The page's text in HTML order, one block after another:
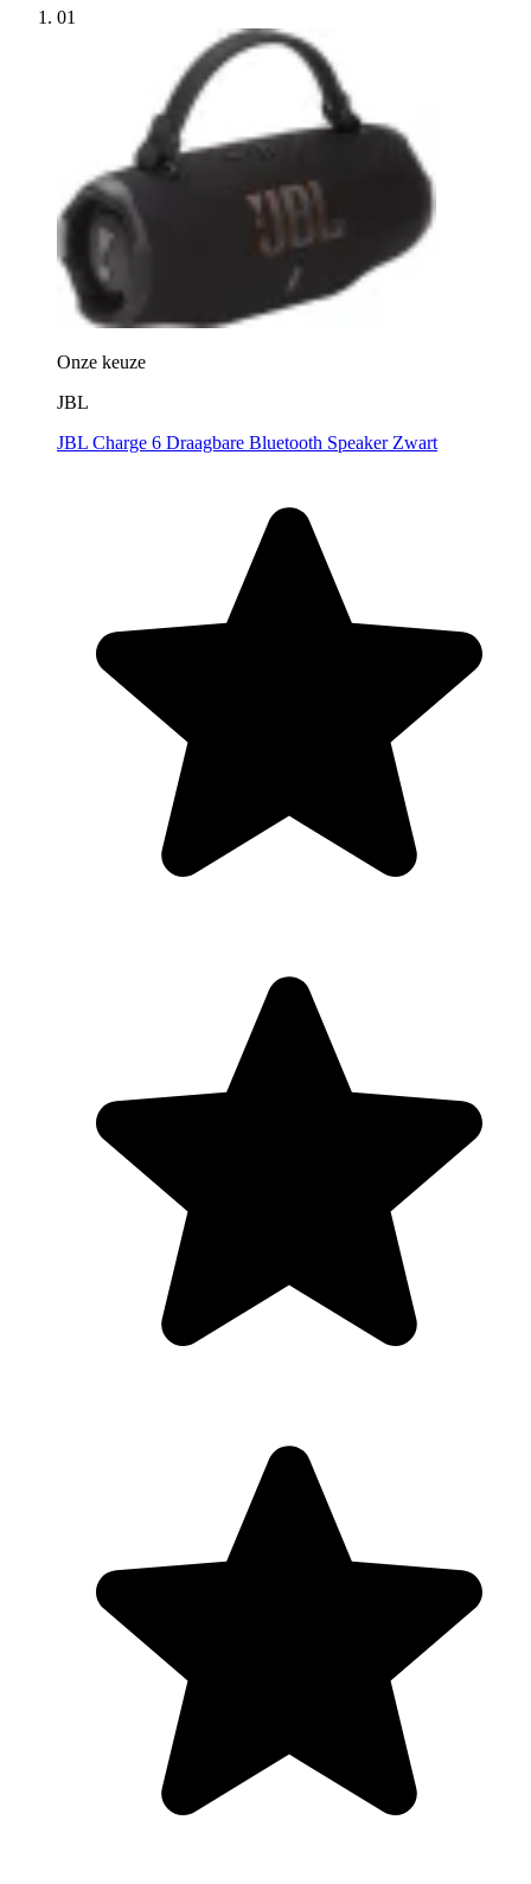
01
Onze keuze
JBL
JBL Charge 6 Draagbare Bluetooth Speaker Zwart